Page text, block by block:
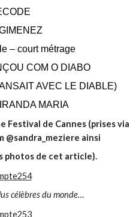
– court métrage
COM O DIABO
AVEC LE DIABLE)
MARIA
Festival de Cannes (prises via
@sandra_meziere ainsi
photos de cet article).
célèbres du monde…